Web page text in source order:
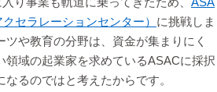
セラレーションセンター） に挑戦しま
ツや教育の分野は、資金が集まりにく
領域の起業家を求めているASACに採択
るのではと考えたからです。